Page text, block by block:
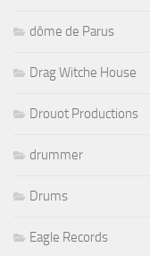
dôme de Parus
Drag Witche House
Drouot Productions
drummer
Drums
Eagle Records